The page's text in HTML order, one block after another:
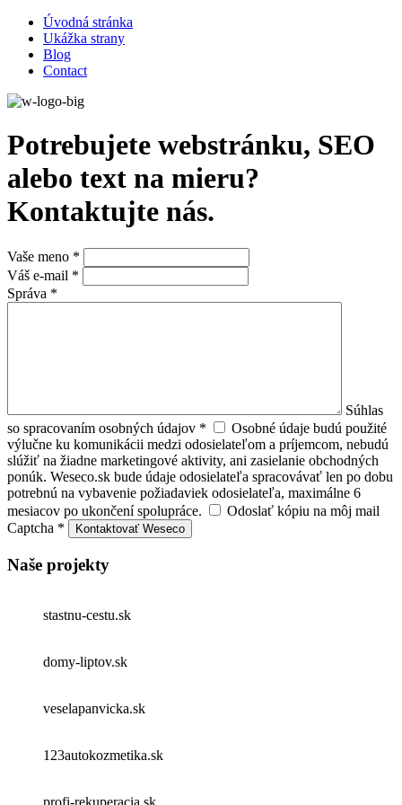
Úvodná stránka
Ukážka strany
Blog
Contact
Potrebujete webstránku, SEO
alebo text na mieru?
Kontaktujte nás.
Vaše meno *
Váš e-mail *
Správa *
Súhlas
so spracovaním osobných údajov *
Osobné údaje budú použité
výlučne ku komunikácii medzi odosielateľom a príjemcom, nebudú
slúžiť na žiadne marketingové aktivity, ani zasielanie obchodných
ponúk. Weseco.sk bude údaje odosielateľa spracovávať len po dobu
potrebnú na vybavenie požiadaviek odosielateľa, maximálne 6
mesiacov po ukončení spolupráce.
Odoslať kópiu na môj mail
Captcha *
Kontaktovať Weseco
Naše projekty
stastnu-cestu.sk
domy-liptov.sk
veselapanvicka.sk
123autokozmetika.sk